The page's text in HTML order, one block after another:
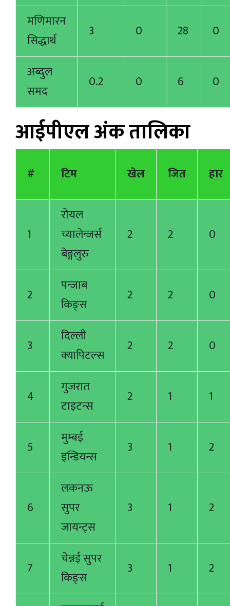
मणिमारन
सिद्धार्थ
3 0 28 0
अब्दुल
समद
0.2 0 6 0
आईपीएल अंक तालिका
# टिम खेल जित हार
1
रोयल
च्यालेन्जर्स
बेङ्गलुरु
2 2 0
2
पन्जाब
किङ्स
2 2 0
3
दिल्ली
क्यापिटल्स
2 2 0
4
गुजरात
टाइटन्स
2 1 1
5
मुम्बई
इन्डियन्स
3 1 2
6
लकनऊ
सुपर
जायन्ट्स
3 1 2
7
चेन्नई सुपर
किङ्स
3 1 2